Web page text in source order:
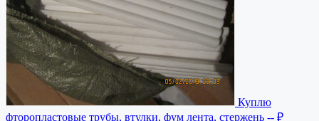
Куплю
фторопластовые трубы, втулки, фум лента, стержень -- ₽